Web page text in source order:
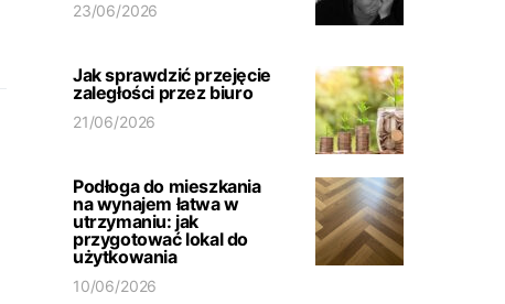
23/06/2026
Jak sprawdzić przejęcie
zaległości przez biuro
21/06/2026
Podłoga do mieszkania
na wynajem łatwa w
utrzymaniu: jak
przygotować lokal do
użytkowania
10/06/2026